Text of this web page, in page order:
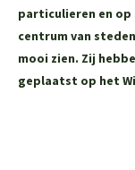
particulieren en
centrum van
mooi zien. Zij
geplaatst op het